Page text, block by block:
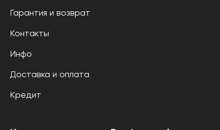
Гарантия и возврат
Контакты
Инфо
Доставка и оплата
Кредит